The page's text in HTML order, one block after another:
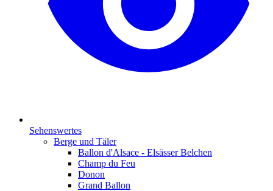
Sehenswertes
Berge und Täler
Ballon d'Alsace - Elsässer Belchen
Champ du Feu
Donon
Grand Ballon